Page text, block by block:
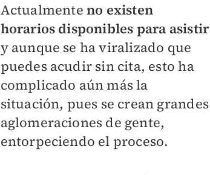
Actualmente no existen
horarios disponibles para asistir
y aunque se ha viralizado que
puedes acudir sin cita, esto ha
complicado aún más la
situación, pues se crean grandes
aglomeraciones de gente,
entorpeciendo el proceso.